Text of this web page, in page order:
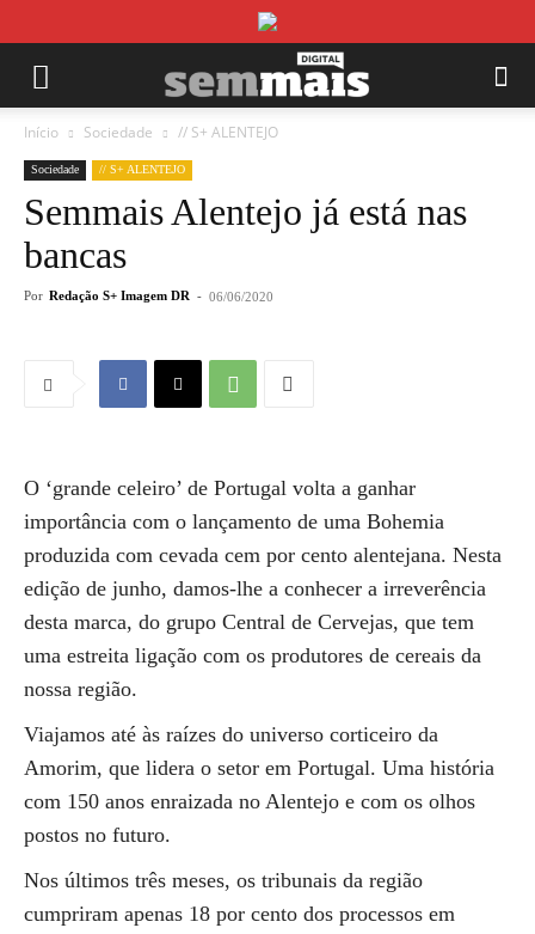
Início Sociedade // S+ ALENTEJO
Sociedade // S+ ALENTEJO
Semmais Alentejo já está nas
bancas
Por Redação S+ Imagem DR - 06/06/2020
O ‘grande celeiro’ de Portugal volta a ganhar
importância com o lançamento de uma Bohemia
produzida com cevada cem por cento alentejana. Nesta
edição de junho, damos-lhe a conhecer a irreverência
desta marca, do grupo Central de Cervejas, que tem
uma estreita ligação com os produtores de cereais da
nossa região.
Viajamos até às raízes do universo corticeiro da
Amorim, que lidera o setor em Portugal. Uma história
com 150 anos enraizada no Alentejo e com os olhos
postos no futuro.
Nos últimos três meses, os tribunais da região
cumpriram apenas 18 por cento dos processos em